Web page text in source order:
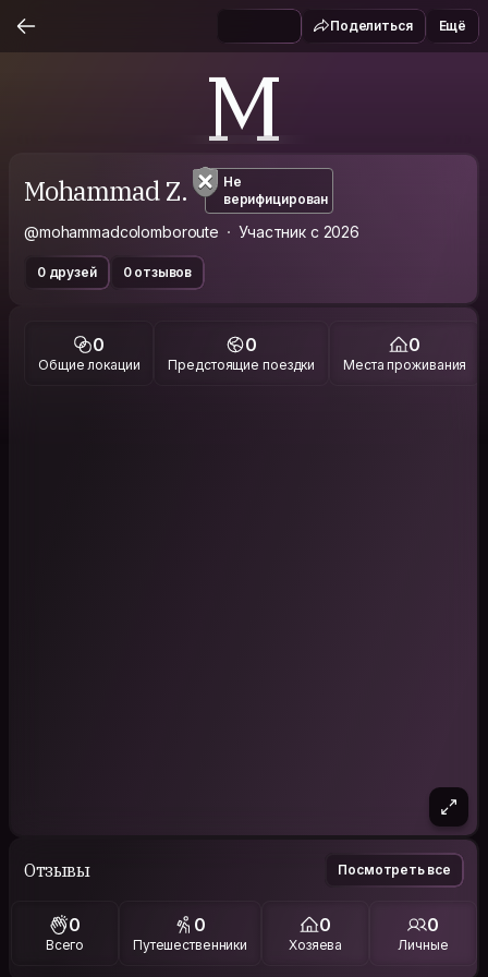
Поделиться Ещё
M
Mohammad Z.
Не
верифицирован
@mohammadcolomboroute Участник с 2026
0 друзей 0 отзывов
0
Общие локации
0
Предстоящие поездки
0
Места проживания
Отзывы Посмотреть все
0
Всего
0
Путешественники
0
Хозяева
0
Личные